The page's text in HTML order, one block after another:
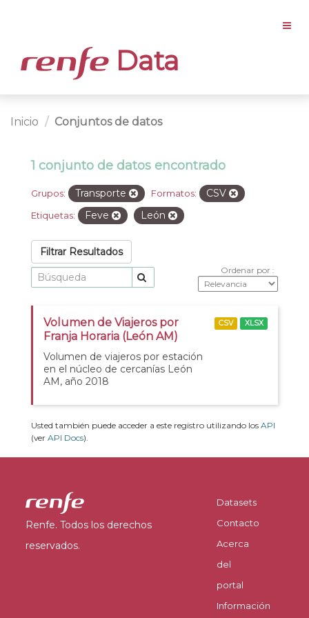
Data
Inicio Conjuntos de datos
1 conjunto de datos encontrado
Grupos: Transporte Formatos: CSV
Etiquetas: Feve León
Filtrar Resultados
Ordenar por
Volumen de Viajeros por
Franja Horaria (León AM)
Volumen de viajeros por estación
en el núcleo de cercanías León
AM, año 2018
CSV XLSX
Usted también puede acceder a este registro utilizando los API
(ver API Docs).
Renfe. Todos los derechos
reservados.
Datasets
Contacto
Acerca
del
portal
Información